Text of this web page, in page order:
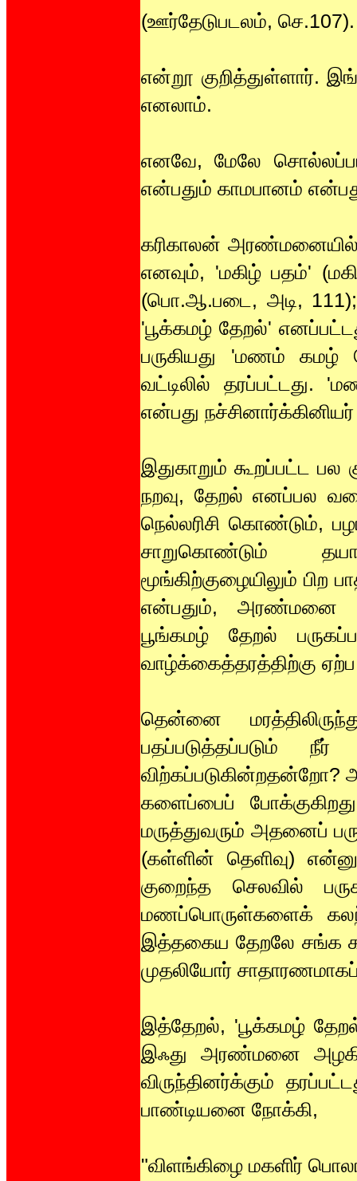
(ஊர்தேடுபடலம், செ.107).
என்றூ குறித்துள்ளார்.
எனலாம்.
எனவே, மேலே
என்பதும் காமபானம்
கரிகாலன் அரண்மனையில்
எனவும், 'மகிழ் பதம்'
(பொ.ஆ.படை, அடி,
'பூக்கமழ் தேறல்'
பருகியது 'மணம் கமழ்
வட்டிலில் தரப்பட்டது.
என்பது
இதுகாறும் கூறப்பட்ட
நறவு, தேறல் எனப்பல
நெல்லரிசி கொண்டும்,
சாறுகொண்டும்
மூங்கிற்குழையிலும் பிற
என்பதும், அரண்மனை
பூங்கமழ் தேறல்
வாழ்க்கைத்தரத்திற்கு
தென்னை
பதப்படுத்தப்படும்
விற்கப்படுகின்றதன்றோ?
களைப்பைப்
மருத்துவரும் அதனைப்
(கள்ளின் தெளிவு)
குறைந்த செலவில்
மணப்பொருள்களைக்
இத்தகைய தேறலே சங்க
முதலியோர்
இத்தேறல், 'பூக்கமழ்
இஃது அரண்மனை
விருந்தினர்க்கும்
பாண்டியனை நோக்கி,
"விளங்கிழை மகளிர்